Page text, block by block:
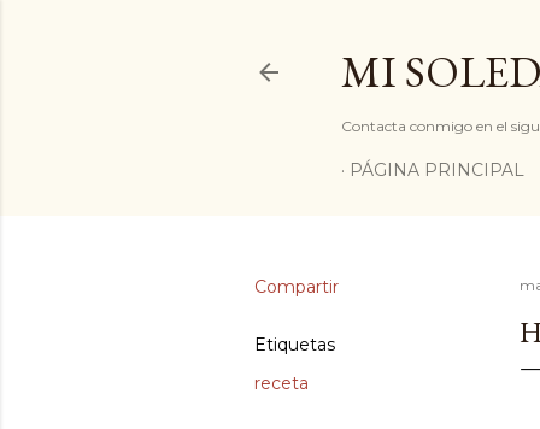
MI
Contacta conmigo en el
PÁGINA PRINCIPAL
Compartir
Etiquetas
receta